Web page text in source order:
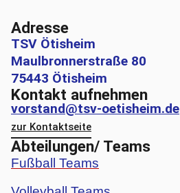
Adresse
TSV Ötisheim
Maulbronnerstraße 80
75443 Ötisheim
Kontakt aufnehmen
vorstand@tsv-oetisheim.de
zur Kontaktseite
Abteilungen/ Teams
Fußball Teams